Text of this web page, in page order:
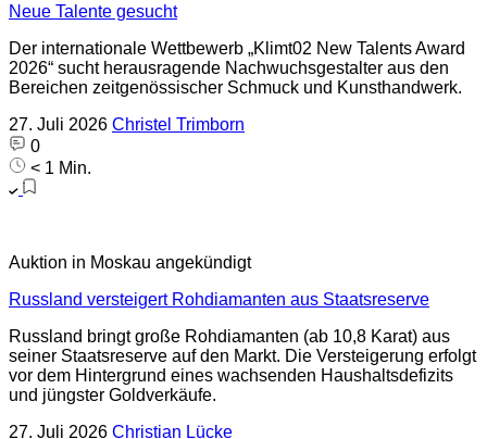
Neue Talente gesucht
Der internationale Wettbewerb „Klimt02 New Talents Award
2026“ sucht herausragende Nachwuchsgestalter aus den
Bereichen zeitgenössischer Schmuck und Kunsthandwerk.
27. Juli 2026 Christel Trimborn
0
< 1 Min.
Auktion in Moskau angekündigt
Russland versteigert Rohdiamanten aus Staatsreserve
Russland bringt große Rohdiamanten (ab 10,8 Karat) aus
seiner Staatsreserve auf den Markt. Die Versteigerung erfolgt
vor dem Hintergrund eines wachsenden Haushaltsdefizits
und jüngster Goldverkäufe.
27. Juli 2026 Christian Lücke